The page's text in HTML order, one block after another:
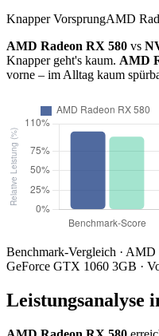
Knapper VorsprungAMD
AMD Radeon RX 580 vs
Knapper geht's kaum. AMD
vorne – im Alltag kaum
Benchmark-Vergleich ·
GeForce GTX 1060 3GB ·
Leistungsanalyse